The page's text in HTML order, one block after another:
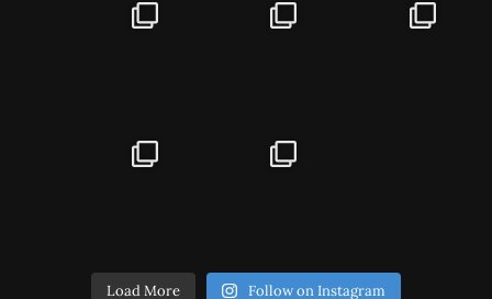
Load More Follow on Instagram